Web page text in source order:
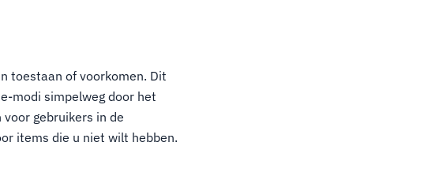
toestaan of voorkomen. Dit
modi simpelweg door het
gebruikers in de
items die u niet wilt hebben.